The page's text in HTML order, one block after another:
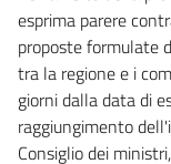
esprima parere
proposte formulate
tra la regione e i
giorni dalla data di
raggiungimento
Consiglio dei